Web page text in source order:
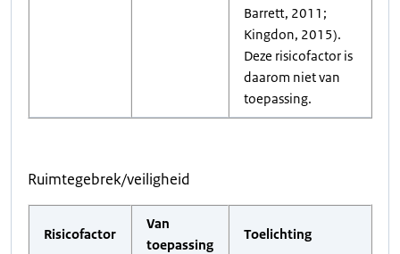
Barrett, 2011;
Kingdon, 2015).
Deze risicofactor is
daarom niet van
toepassing.
Ruimtegebrek/veiligheid
Risicofactor
Van
toepassing
Toelichting